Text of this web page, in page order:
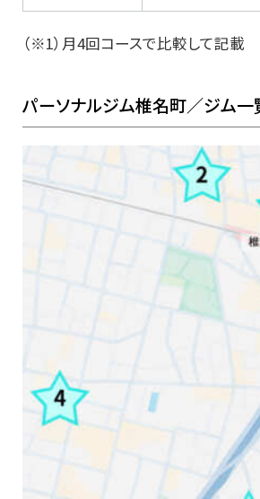
（※1）月4回コースで比較して記載
パーソナルジム椎名町／ジム一